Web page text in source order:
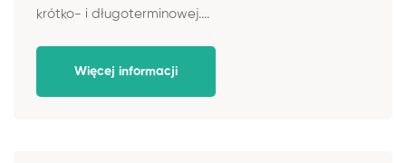
krótko- i długoterminowej....
Więcej informacji